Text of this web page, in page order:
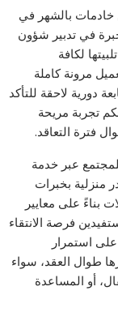
خادمات بالشهر في
في تدبير شؤون
لكافة
مرونة كاملة
دورية لاحقة للتأكد
تجربة مريحة
فترة التعاقد.
عبر خدمة
منزلية بخبرات
بناءً على معايير
فرصة الانتقاء
استمرار
طوال العقد، سواء
أو المساعدة